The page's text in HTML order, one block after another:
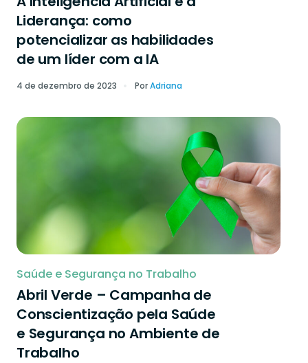
Liderança: como
potencializar as habilidades
de um líder com a IA
4 de dezembro de 2023 PorAdriana
Saúde e Segurança no Trabalho
Abril Verde – Campanha de
Conscientização pela Saúde
e Segurança no Ambiente de
Trabalho